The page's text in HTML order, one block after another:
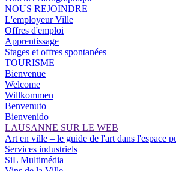
NOUS REJOINDRE
L'employeur Ville
Offres d'emploi
Apprentissage
Stages et offres spontanées
TOURISME
Bienvenue
Welcome
Willkommen
Benvenuto
Bienvenido
LAUSANNE SUR LE WEB
Art en ville – le guide de l'art dans l'espace
Services industriels
SiL Multimédia